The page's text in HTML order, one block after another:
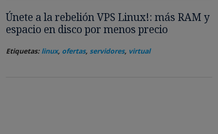
Únete a la rebelión VPS Linux!: más RAM y
espacio en disco por menos precio
Etiquetas: linux, ofertas, servidores, virtual